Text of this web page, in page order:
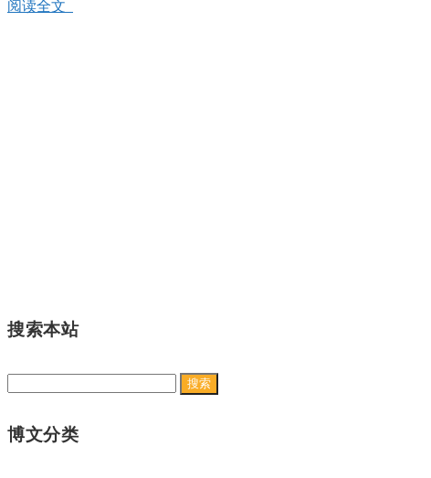
阅读全文
搜索本站
博文分类